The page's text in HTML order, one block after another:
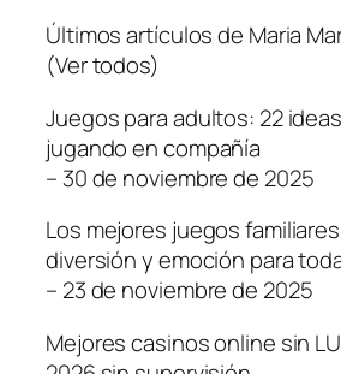
Últimos artículos de Maria
(Ver todos)
Juegos para adultos: 22
jugando en compañía
– 30 de noviembre de 2025
Los mejores juegos
diversión y emoción para
– 23 de noviembre de 2025
Mejores casinos online sin